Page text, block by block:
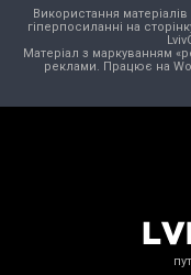
Використання
гіперпосиланні на
Матеріал з маркуванням
реклами. Працює на